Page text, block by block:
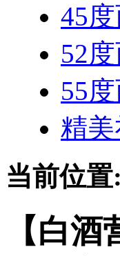
45
52
55
精
当前位置:
【白